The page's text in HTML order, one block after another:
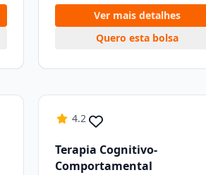
Ver mais detalhes
Quero esta bolsa
4.2
Terapia Cognitivo-
Comportamental